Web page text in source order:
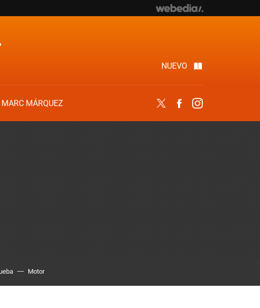
NUEVO
MARC MÁRQUEZ
Twitter Facebook
Motor